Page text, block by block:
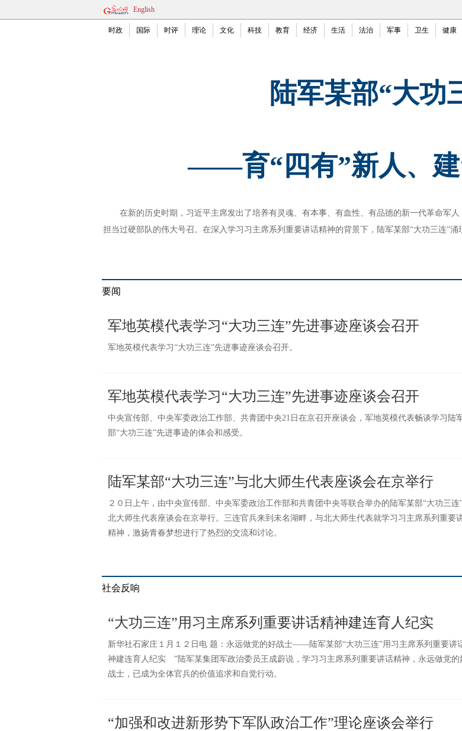
English
时政 国际 时评 理论 文化 科技 教育 经济 生活 法治 军事 卫生 健康
陆军某部“大功
——育“四有”新人、建
在新的历史时期，习近平主席发出了培养有灵魂、有本事、有血性、有品德的新一代革命军人
担当过硬部队的伟大号召。在深入学习习主席系列重要讲话精神的背景下，陆军某部“大功三连”涌
要闻
军地英模代表学习“大功三连”先进事迹座谈会召开
军地英模代表学习“大功三连”先进事迹座谈会召开。
军地英模代表学习“大功三连”先进事迹座谈会召开
中央宣传部、中央军委政治工作部、共青团中央21日在京召开座谈会，军地英模代表畅谈学习陆
部“大功三连”先进事迹的体会和感受。
陆军某部“大功三连”与北大师生代表座谈会在京举行
２０日上午，由中央宣传部、中央军委政治工作部和共青团中央等联合举办的陆军某部“大功三连
北大师生代表座谈会在京举行。三连官兵来到未名湖畔，与北大师生代表就学习习主席系列重要
精神，激扬青春梦想进行了热烈的交流和讨论。
社会反响
“大功三连”用习主席系列重要讲话精神建连育人纪实
新华社石家庄１月１２日电 题：永远做党的好战士——陆军某部“大功三连”用习主席系列重要讲
神建连育人纪实 ”陆军某集团军政治委员王成蔚说，学习习主席系列重要讲话精神，永远做党的
战士，已成为全体官兵的价值追求和自觉行动。
“加强和改进新形势下军队政治工作”理论座谈会举行